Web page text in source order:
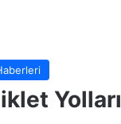
Yolları